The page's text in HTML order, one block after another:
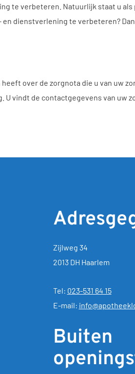
te verbeteren. Natuurlijk staat u
dienstverlening te verbeteren?
over de zorgnota die u van uw
vindt de contactgegevens van uw
Zijlweg 34
2013 DH Haarlem
Tel: 023-531 64 15
E-mail:
Buiten